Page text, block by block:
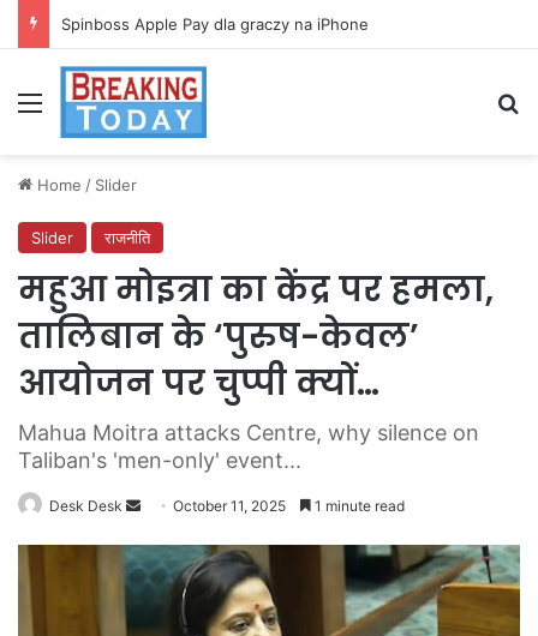
Spinboss Apple Pay dla graczy na iPhone
Menu
Home / Slider
Slider राजनीति
महुआ मोइत्रा का केंद्र पर हमला,
तालिबान के ‘पुरुष-केवल’
आयोजन पर चुप्पी क्यों…
Mahua Moitra attacks Centre, why silence on
Taliban's 'men-only' event...
Desk Desk
Send
email
October 11, 2025 1 minute read